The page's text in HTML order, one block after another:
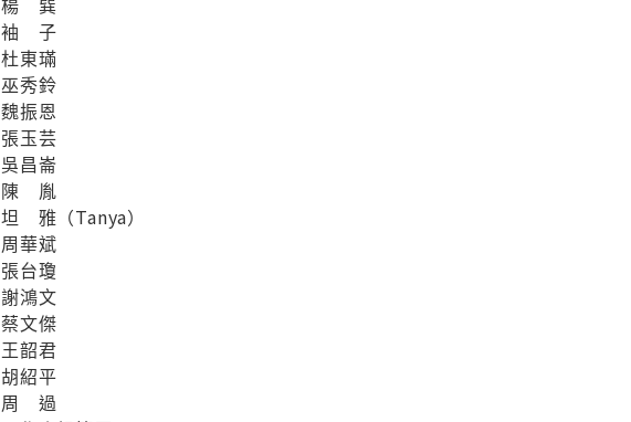
袖 子
杜東璊
巫秀鈴
魏振恩
張玉芸
吳昌崙
陳 胤
坦 雅（Tanya）
周華斌
張台瓊
謝鴻文
蔡文傑
王韶君
胡紹平
周 過